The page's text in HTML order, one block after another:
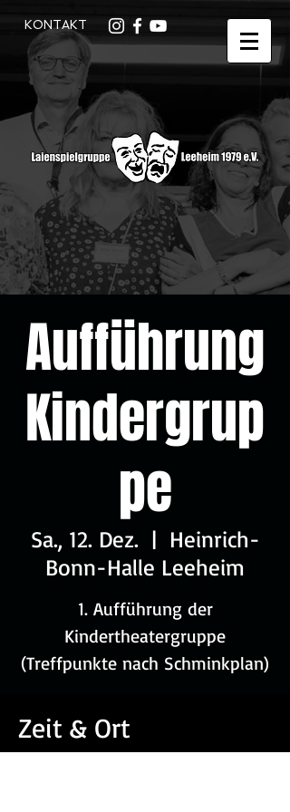
KONTAKT
Aufführung
Kindergrup
pe
Sa., 12. Dez.
  |
Heinrich-
Bonn-Halle Leeheim
1. Aufführung der
Kindertheatergruppe
(Treffpunkte nach Schminkplan)
Zeit & Ort